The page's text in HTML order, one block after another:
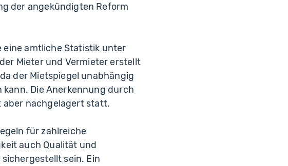
der angekündigten Reform
eine amtliche Statistik unter
Mieter und Vermieter erstellt
der Mietspiegel unabhängig
Die Anerkennung durch
aber nachgelagert statt.
für zahlreiche
auch Qualität und
sein. Ein